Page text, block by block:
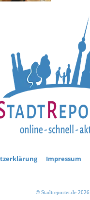
Impressum
© Stadtreporter.de 2026